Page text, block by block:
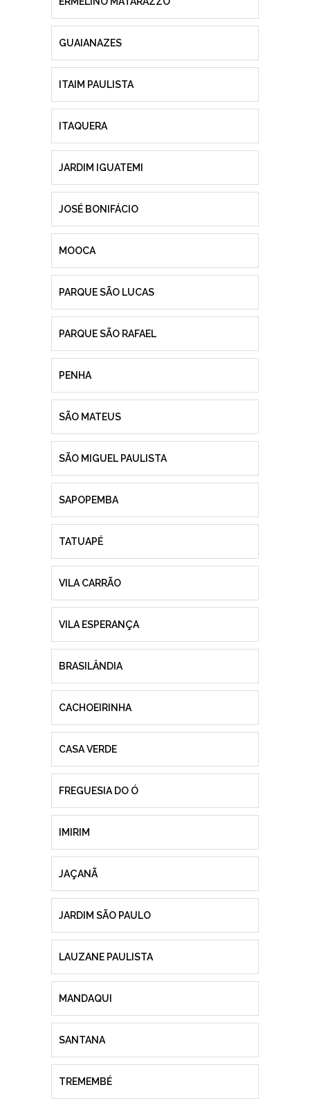
GUAIANAZES
ITAIM PAULISTA
ITAQUERA
JARDIM IGUATEMI
JOSÉ BONIFÁCIO
MOOCA
PARQUE SÃO LUCAS
PARQUE SÃO RAFAEL
PENHA
SÃO MATEUS
SÃO MIGUEL PAULISTA
SAPOPEMBA
TATUAPÉ
VILA CARRÃO
VILA ESPERANÇA
BRASILÂNDIA
CACHOEIRINHA
CASA VERDE
FREGUESIA DO Ó
IMIRIM
JAÇANÃ
JARDIM SÃO PAULO
LAUZANE PAULISTA
MANDAQUI
SANTANA
TREMEMBÉ